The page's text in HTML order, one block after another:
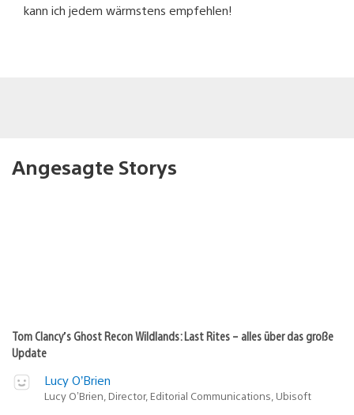
kann ich jedem wärmstens empfehlen!
Angesagte Storys
Tom Clancy’s Ghost Recon Wildlands: Last Rites – alles über das große
Update
Lucy O’Brien
Lucy O’Brien, Director, Editorial Communications, Ubisoft